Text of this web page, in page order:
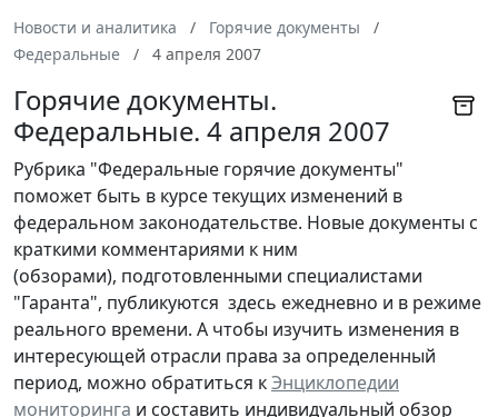
Новости и аналитика
Горячие документы
Федеральные
4 апреля 2007
Горячие документы.
Федеральные. 4 апреля 2007
Рубрика "Федеральные горячие документы"
поможет быть в курсе текущих изменений в
федеральном законодательстве. Новые документы с
краткими комментариями к ним
(обзорами), подготовленными специалистами
"Гаранта", публикуются здесь ежедневно и в режиме
реального времени. А чтобы изучить изменения в
интересующей отрасли права за определенный
период, можно обратиться кЭнциклопедии
мониторинга и составить индивидуальный обзор